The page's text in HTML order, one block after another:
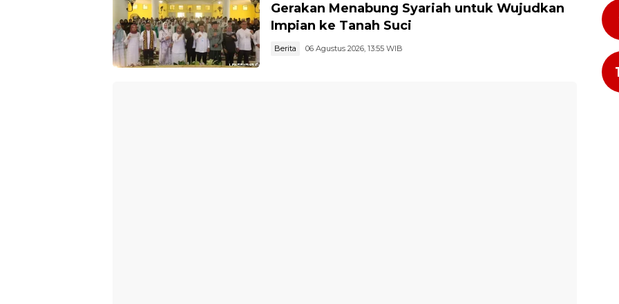
Gerakan Menabung Syariah untuk Wujudkan
Impian ke Tanah Suci
Berita 06 Agustus 2026, 13:55 WIB